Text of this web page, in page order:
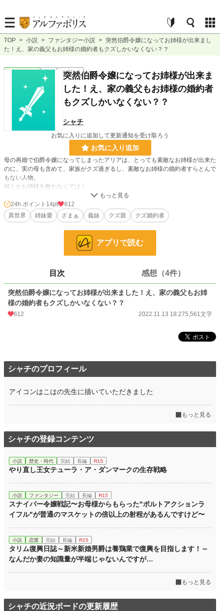
TOP > 小説 > ファンタジー小説 > 突然伯爵令嬢になってお姉様が出来まし
た！え、家の義父もお姉様の婚約者もクズしかいなくない？？
ファンタジー 完結 ｼｮｰﾄｼｮｰﾄ
突然伯爵令嬢になってお姉様が出来ま
した！え、家の義父もお姉様の婚約者
もクズしかいなくない？？
シャチ
お気に入りに追加して更新通知を受け取ろう
お気に入り追加
母の再婚で伯爵令嬢になってしまったアリアは、とっても素敵なお姉様が出来た
のに、実の母も含めて、家族がクズ過ぎるし、素敵なお姉様の婚約者すらとんで
もない人物。
何とかお姉様を救わなくては！
日曜学校で文字書き計算を習っていたアリアは、お仕事を手伝いながらお姉様を
何とか手助けする！
小説家になろうで日間総合１位を取れました～
転載防止のためにこちらでも投稿します。
31,790 位 / 228,938 件
4,784 位 / 53,349 件
24h.ポイント 14 pt
初回完結日時 2022.11.13 18:27
週間ポイント 35 pt (52,133 位)
月間ポイント 126 pt (60,411 位)
累計ポイント 58,459 pt (41,113 位)
24h.ポイント 14pt
612
異世界
姉妹愛 ざまぁ 義妹 クズ親 クズ婚約者
アプリで読む
目次 感想（4件）
突然伯爵令嬢になってお姉様が出来ました！え、家の義父もお姉
様の婚約者もクズしかいなくない？？
612 2022.11.13 18:275,561文字
シャチのプロフィール
アイコンはこはの先生に描いていただきました
もっと見る
シャチの登録コンテンツ
小説 歴史・時代 完結 長編 R15
やり直し王女テューラ・ア・ダンマークの生存戦略
小説 ファンタジー 完結 長編 R15
スナイパー令嬢戦記〜お母様からもらった"ボルトアクションラ
イフル"が普通のマスケットの倍以上の射程があるんですけど〜
小説 恋愛 完結 長編 R15
タリム復興日誌～新米新婚男爵は養鶏業で復興を目指します！～
なんだか妻の知識量が半端じゃないんですが…
もっと見る
シャチの近況ボードの更新履歴